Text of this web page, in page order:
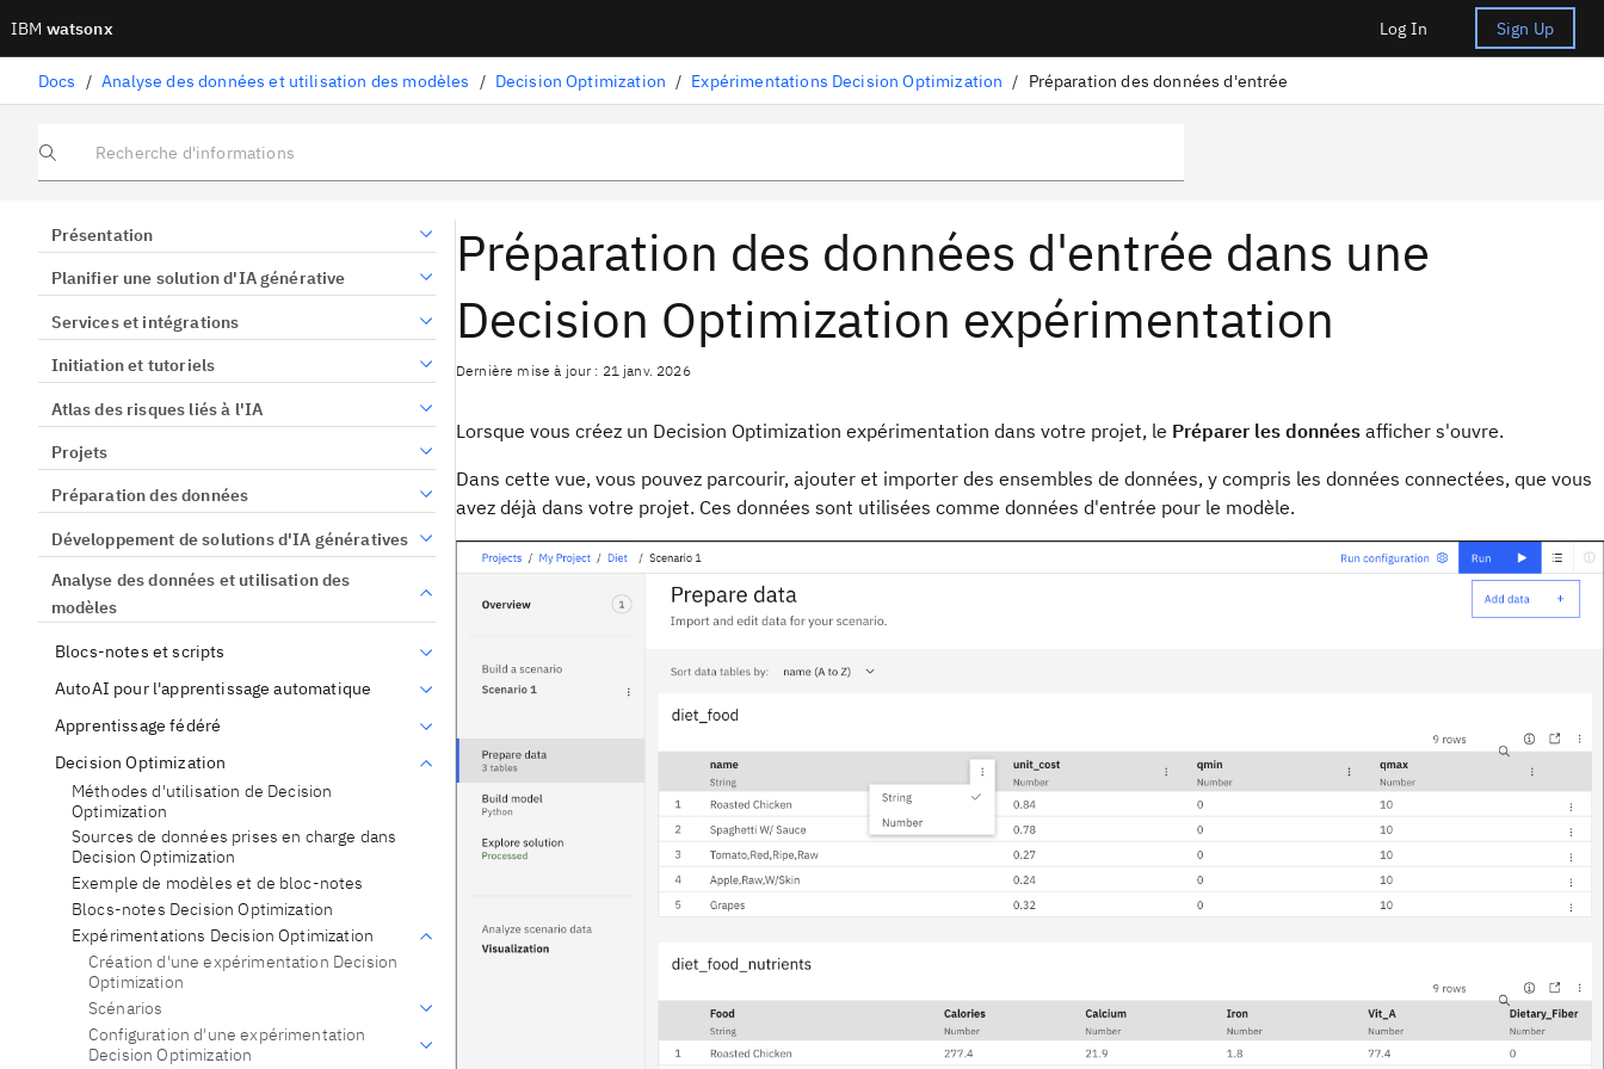
IBM watsonx Log In Sign Up
Docs / Analyse des données et utilisation des modèles / Decision Optimization / Expérimentations Decision Optimization / Préparation des données d'entrée
Recherche d'informations
Présentation
Planifier une solution d'IA générative
Services et intégrations
Initiation et tutoriels
Atlas des risques liés à l'IA
Projets
Préparation des données
Développement de solutions d'IA génératives
Analyse des données et utilisation des
modèles
Blocs-notes et scripts
AutoAI pour l'apprentissage automatique
Apprentissage fédéré
Decision Optimization
Méthodes d'utilisation de Decision
Optimization
Sources de données prises en charge dans
Decision Optimization
Exemple de modèles et de bloc-notes
Blocs-notes Decision Optimization
Expérimentations Decision Optimization
Création d'une expérimentation Decision
Optimization
Scénarios
Configuration d'une expérimentation
Decision Optimization
Préparation des données d'entrée dans une
Decision Optimization expérimentation
Dernière mise à jour : 21 janv. 2026
Lorsque vous créez un Decision Optimization expérimentation dans votre projet, le Préparer les données afficher s'ouvre.
Dans cette vue, vous pouvez parcourir, ajouter et importer des ensembles de données, y compris les données connectées, que vous
avez déjà dans votre projet. Ces données sont utilisées comme données d'entrée pour le modèle.